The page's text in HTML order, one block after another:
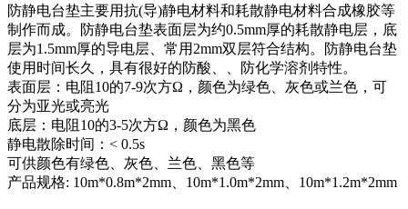
防静电台垫主要用抗(导)静电材料和耗散静电材料合成橡胶等
制作而成。防静电台垫表面层为约0.5mm厚的耗散静电层，底
层为1.5mm厚的导电层、常用2mm双层符合结构。防静电台垫
使用时间长久，具有很好的防酸、、防化学溶剂特性。
表面层：电阻10的7-9次方Ω，颜色为绿色、灰色或兰色，可
分为亚光或亮光
底层：电阻10的3-5次方Ω，颜色为黑色
静电散除时间：< 0.5s
可供颜色有绿色、灰色、兰色、黑色等
产品规格: 10m*0.8m*2mm、10m*1.0m*2mm、10m*1.2m*2mm